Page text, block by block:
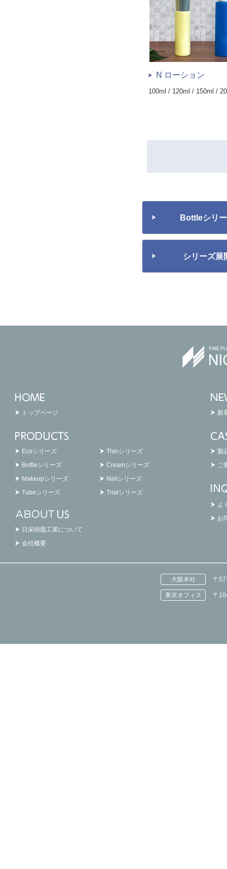
N ローション
100ml / 120ml / 150ml /
Bottleシリ
シリーズ展
トップページ
Ecoシリーズ
Thinシリーズ
Bottleシリーズ
Creamシリーズ
Makeupシリーズ
Nailシリーズ
Tubeシリーズ
Trialシリーズ
日栄樹脂工業について
会社概要
新
製
ご
よ
お
大阪本社 〒
東京オフィス 〒